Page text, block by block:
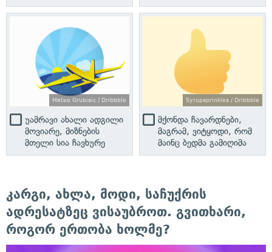
Mateo Grubisic / Dribbble
უამრავი ახალი ადგილი
მოვიარე, მიზნების
მთელი სია ჩავხურე
Syrupsprinkles / Dribbble
მქონდა ჩავარდნები,
მაგრამ, ვიტყოდი, რომ
მაინც ბედმა გამიღიმა
კარგი, ახლა, მოდი, საჩუქრის
ადრესატზეც ვისაუბროთ. გვითხარი,
როგორ ერთობა ხოლმე?